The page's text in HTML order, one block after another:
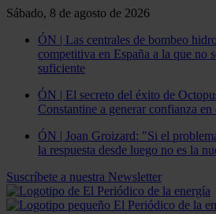
Sábado, 8 de agosto de 2026
ÓN | Las centrales de bombeo
competitiva en España a la que no
suficiente
ÓN | El secreto del éxito de
Constantine a generar confianza en
ÓN | Joan Groizard: "Si el
la respuesta desde luego no es la
Suscríbete a nuestra Newsletter